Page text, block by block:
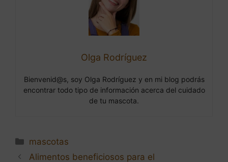
Olga Rodríguez
Bienvenid@s, soy Olga Rodríguez y en mi blog podrás
encontrar todo tipo de información acerca del cuidado
de tu mascota.
Categorías
mascotas
Navegación
Alimentos beneficiosos para el